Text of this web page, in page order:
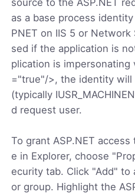
as a base process
PNET on IIS 5 or
sed if the application is
plication is
="true"/>, the identity will
(typically
d request user.
To grant ASP.NET
e in Explorer, choose
ecurity tab. Click "Add" to
or group. Highlight the